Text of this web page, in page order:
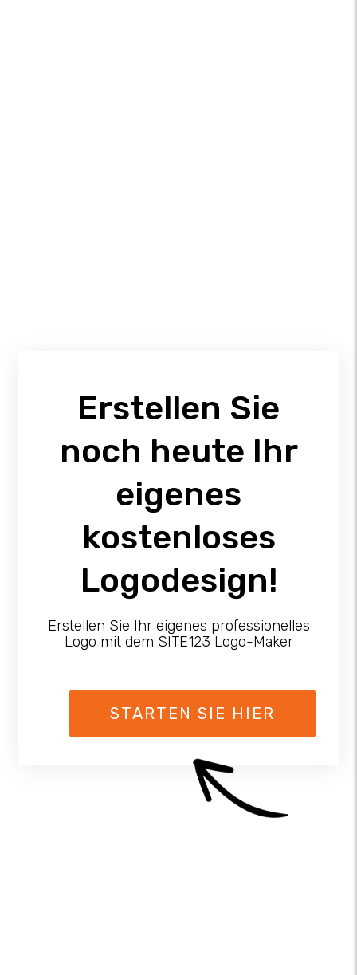
Erstellen Sie
noch heute Ihr
eigenes
kostenloses
Logodesign!
Erstellen Sie Ihr eigenes professionelles
Logo mit dem SITE123 Logo-Maker
STARTEN SIE HIER